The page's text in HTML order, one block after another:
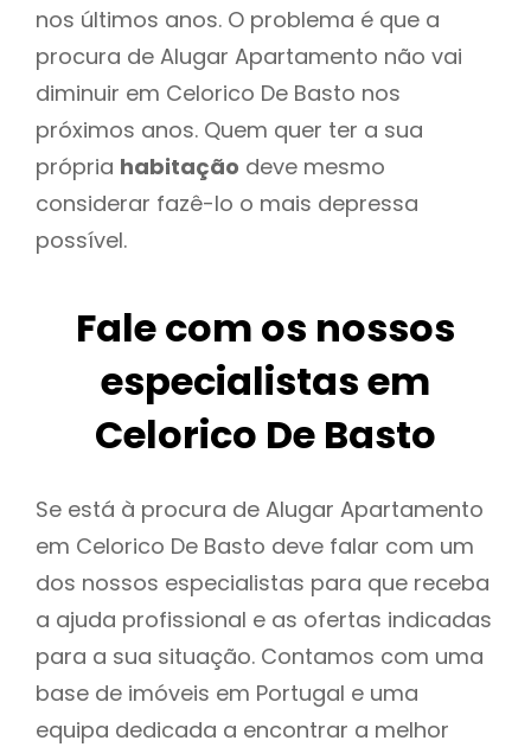
nos últimos anos. O problema é que a
procura de Alugar Apartamento não vai
diminuir em Celorico De Basto nos
próximos anos. Quem quer ter a sua
própria habitação deve mesmo
considerar fazê-lo o mais depressa
possível.
Fale com os nossos
especialistas em
Celorico De Basto
Se está à procura de Alugar Apartamento
em Celorico De Basto deve falar com um
dos nossos especialistas para que receba
a ajuda profissional e as ofertas indicadas
para a sua situação. Contamos com uma
base de imóveis em Portugal e uma
equipa dedicada a encontrar a melhor